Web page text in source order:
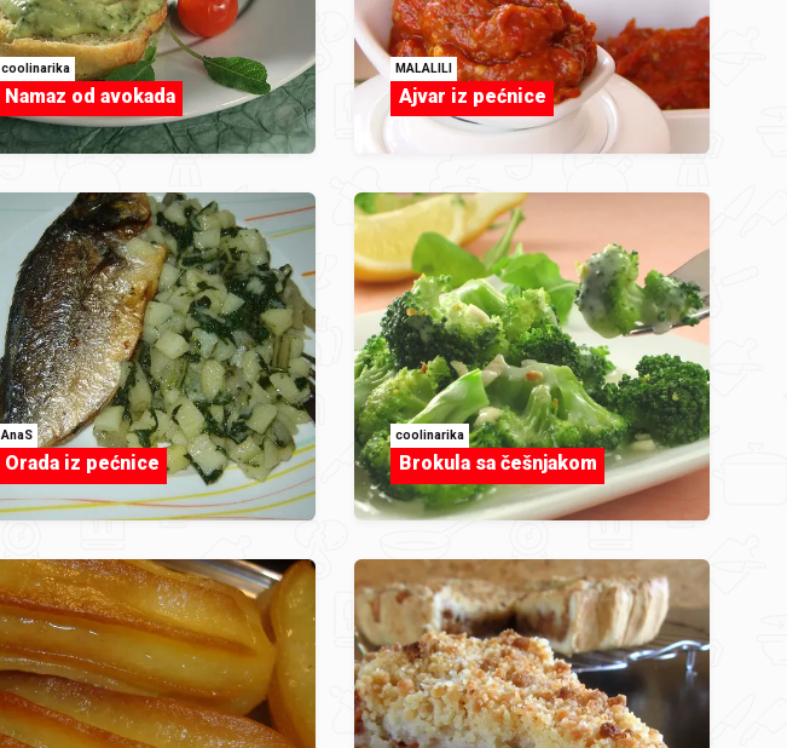
coolinarika
Namaz od avokada
MALALILI
Ajvar iz pećnice
AnaS
Orada iz pećnice
coolinarika
Brokula sa češnjakom